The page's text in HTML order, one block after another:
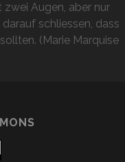
zwei Augen, aber nur
schliessen, dass
(Marie Marquise